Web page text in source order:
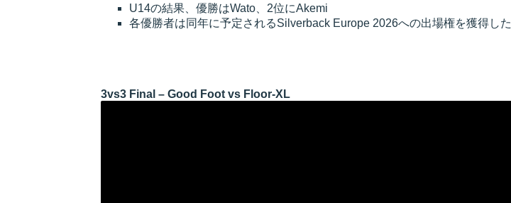
U14の結果、優勝はWato、2位にAkemi
各優勝者は同年に予定されるSilverback Europe 2026への出場権を獲得した
3vs3 Final – Good Foot vs Floor-XL